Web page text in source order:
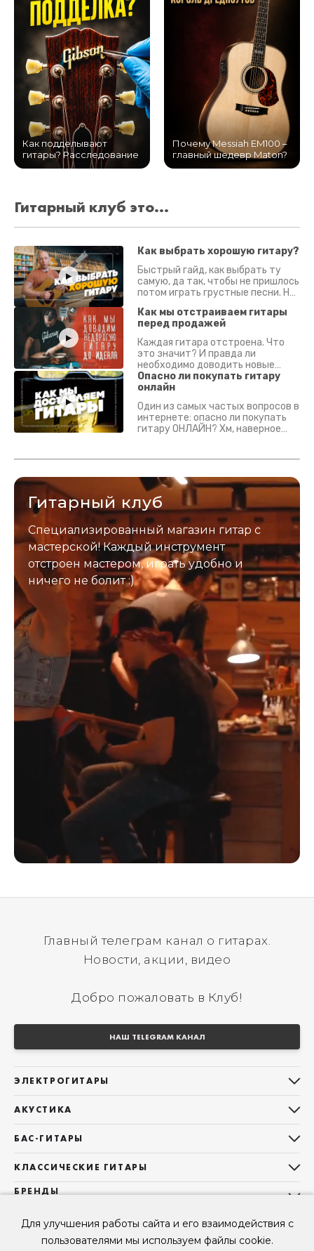
Для улучшения работы сайта и его взаимодействия с
пользователями мы используем файлы cookie.
Как подделывают
гитары? Расследование
Почему Messiah EM100 –
главный шедевр Maton?
Гитарный клуб это...
Как выбрать хорошую гитару?
Быстрый гайд, как выбрать ту
самую, да так, чтобы не пришлось
потом играть грустные песни. На
Как мы отстраиваем гитары
перед продажей
Каждая гитара отстроена. Что
это значит? И правда ли
необходимо доводить новые
гитары? Если кратко - да.
Подробно - в видео :)
Опасно ли покупать гитару
онлайн
Один из самых частых вопросов в
интернете: опасно ли покупать
гитару ОНЛАЙН? Хм, наверное
застрахован. Случись что -
Гитарный клуб
Специализированный магазин гитар с
мастерской! Каждый инструмент
отстроен мастером, играть удобно и
ничего не болит :)
Главный телеграм канал о гитарах.
Новости, акции, видео
Добро пожаловать в Клуб!
НАШ TELEGRAM КАНАЛ
ЭЛЕКТРОГИТАРЫ
Telecaster
Les Paul
Superstrat
АКУСТИКА
Фолки (ОМ, 000, 00)
Гранд Аудиториум
Б/У, уцененные гитары
БАС-ГИТАРЫ
Precision Bass
КЛАССИЧЕСКИЕ ГИТАРЫ
Все классические гитары
Б/У, уцененные гитары
БРЕНДЫ
Sigma Guitars
Enya Guitars
Контакты